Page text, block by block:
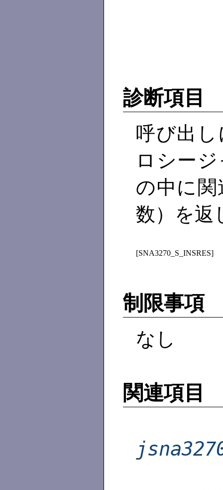
診断項目
呼び出
ロシー
の中に
数）を返
[SNA3270_S_INSRES]
制限事項
なし
関連項目